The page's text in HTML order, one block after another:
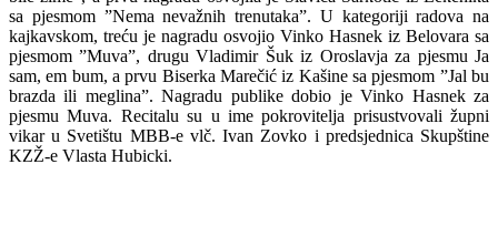
sa pjesmom ”Nema nevažnih trenutaka”. U kategoriji radova na
kajkavskom, treću je nagradu osvojio Vinko Hasnek iz Belovara sa
pjesmom ”Muva”, drugu Vladimir Šuk iz Oroslavja za pjesmu Ja
sam, em bum, a prvu Biserka Marečić iz Kašine sa pjesmom ”Jal bu
brazda ili meglina”. Nagradu publike dobio je Vinko Hasnek za
pjesmu Muva. Recitalu su u ime pokrovitelja prisustvovali župni
vikar u Svetištu MBB-e vlč. Ivan Zovko i predsjednica Skupštine
KZŽ-e Vlasta Hubicki.